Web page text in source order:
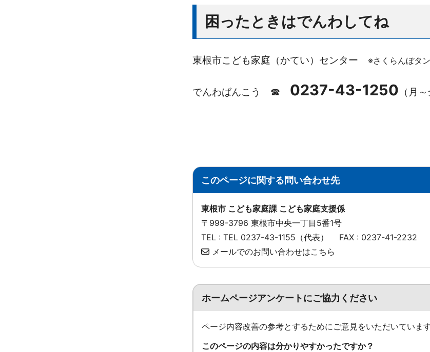
困ったときはでんわしてね
東根市こども家庭（かてい）センター ※さくらんぼタ
でんわばんこう ☎ 0237-43-1250 （月
このページに関する問い合わせ先
東根市 こども家庭課 こども家庭支援係
〒999-3796 東根市中央一丁目5番1号
TEL : TEL 0237-43-1155（代表）
FAX : 0237-41-2232
メールでのお問い合わせはこちら
ホームページアンケートにご協力ください
ページ内容改善の参考とするためにご意見をいただいています
このページの内容は分かりやすかったですか？